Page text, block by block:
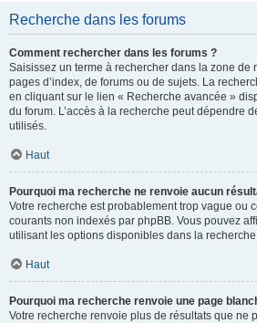
Recherche dans les forums
Comment rechercher dans les forums ?
Saisissez un terme à rechercher dans la zone de
pages d’index, de forums ou de sujets. La
en cliquant sur le lien « Recherche avancée »
du forum. L’accès à la recherche peut dépendre
utilisés.
Haut
Pourquoi ma recherche ne renvoie aucun
Votre recherche est probablement trop vague ou
courants non indexés par phpBB. Vous pouvez
utilisant les options disponibles dans la
Haut
Pourquoi ma recherche renvoie une page
Votre recherche renvoie plus de résultats que ne